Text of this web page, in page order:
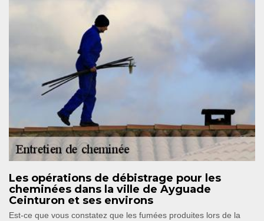
Les opérations de débistrage pour les
cheminées dans la ville de Ayguade
Ceinturon et ses environs
Est-ce que vous constatez que les fumées produites lors de la